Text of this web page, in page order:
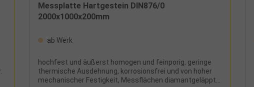
Messplatte Hartgestein DIN876/0
2000x1000x200mm
ab Werk
hochfest und äußerst homogen und feinporig, geringe
thermische Ausdehnung, korrosionsfrei und von hoher
mechanischer Festigkeit, Messflächen diamantgeläppt,